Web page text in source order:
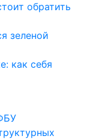
обратить
зеленой
как себя